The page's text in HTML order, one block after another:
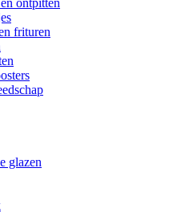
ontpitten
frituren
glazen